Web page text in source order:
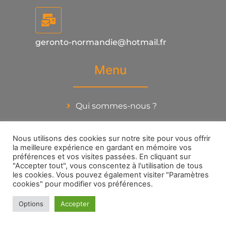
geronto-normandie@hotmail.fr
Menu
Qui sommes-nous ?
Thématiques
Liens Utiles
Contact
Réseaux sociaux
Nous utilisons des cookies sur notre site pour vous offrir
la meilleure expérience en gardant en mémoire vos
préférences et vos visites passées. En cliquant sur
"Accepter tout", vous conscentez à l'utilisation de tous
les cookies. Vous pouvez également visiter "Paramètres
cookies" pour modifier vos préférences.
Options Accepter